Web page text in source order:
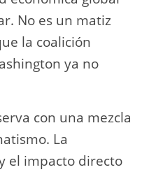
No es un matiz
la coalición
ya no
con una mezcla
La
el impacto directo